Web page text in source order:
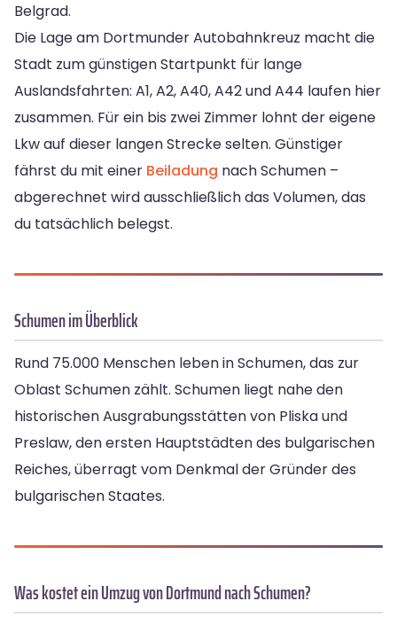
Belgrad.
Die Lage am Dortmunder Autobahnkreuz macht die
Stadt zum günstigen Startpunkt für lange
Auslandsfahrten: A1, A2, A40, A42 und A44 laufen hier
zusammen. Für ein bis zwei Zimmer lohnt der eigene
Lkw auf dieser langen Strecke selten. Günstiger
fährst du mit einer Beiladung nach Schumen –
abgerechnet wird ausschließlich das Volumen, das
du tatsächlich belegst.
Schumen im Überblick
Rund 75.000 Menschen leben in Schumen, das zur
Oblast Schumen zählt. Schumen liegt nahe den
historischen Ausgrabungsstätten von Pliska und
Preslaw, den ersten Hauptstädten des bulgarischen
Reiches, überragt vom Denkmal der Gründer des
bulgarischen Staates.
Was kostet ein Umzug von Dortmund nach Schumen?